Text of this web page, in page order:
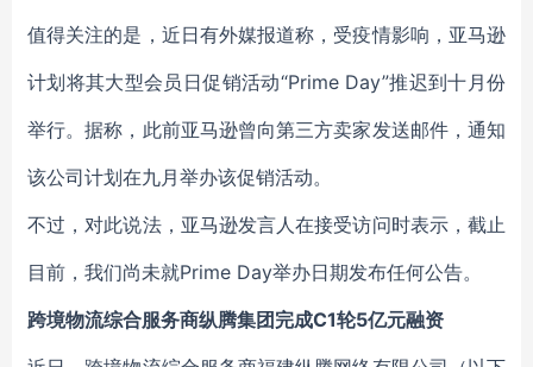
值得关注的是，近日有外媒报道称，受疫情影响，亚马逊
计划将其大型会员日促销活动“Prime Day”推迟到十月份
举行。据称，此前亚马逊曾向第三方卖家发送邮件，通知
该公司计划在九月举办该促销活动。
不过，对此说法，亚马逊发言人在接受访问时表示，截止
目前，我们尚未就Prime Day举办日期发布任何公告。
跨境物流综合服务商纵腾集团完成C1轮5亿元融资